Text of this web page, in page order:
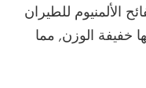
الألمنيوم للطيران
خفيفة الوزن, مما